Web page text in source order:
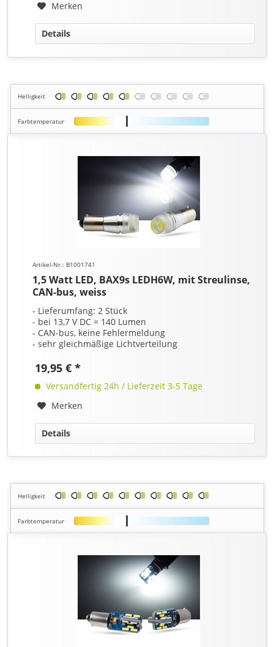
Merken
Details
Helligkeit
Farbtemperatur
Artikel-Nr.: B1001741
1,5 Watt LED, BAX9s LEDH6W, mit Streulinse,
CAN-bus, weiss
- Lieferumfang: 2 Stück
- bei 13,7 V DC = 140 Lumen
- CAN-bus, keine Fehlermeldung
- sehr gleichmäßige Lichtverteilung
19,95 € *
Versandfertig 24h / Lieferzeit 3-5 Tage
Merken
Details
Helligkeit
Farbtemperatur